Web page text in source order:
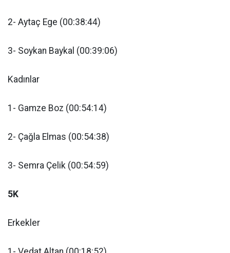
2- Aytaç Ege (00:38:44)
3- Soykan Baykal (00:39:06)
Kadınlar
1- Gamze Boz (00:54:14)
2- Çağla Elmas (00:54:38)
3- Semra Çelik (00:54:59)
5K
Erkekler